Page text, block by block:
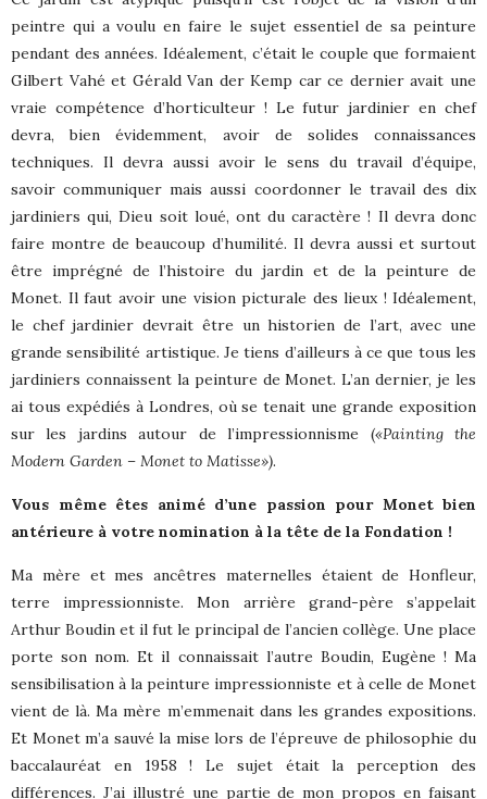
peintre qui a voulu en faire le sujet essentiel de sa peinture
pendant des années. Idéalement, c’était le couple que formaient
Gilbert Vahé et Gérald Van der Kemp car ce dernier avait une
vraie compétence d’horticulteur ! Le futur jardinier en chef
devra, bien évidemment, avoir de solides connaissances
techniques. Il devra aussi avoir le sens du travail d’équipe,
savoir communiquer mais aussi coordonner le travail des dix
jardiniers qui, Dieu soit loué, ont du caractère ! Il devra donc
faire montre de beaucoup d’humilité. Il devra aussi et surtout
être imprégné de l’histoire du jardin et de la peinture de
Monet. Il faut avoir une vision picturale des lieux ! Idéalement,
le chef jardinier devrait être un historien de l’art, avec une
grande sensibilité artistique. Je tiens d’ailleurs à ce que tous les
jardiniers connaissent la peinture de Monet. L’an dernier, je les
ai tous expédiés à Londres, où se tenait une grande exposition
sur les jardins autour de l’impressionnisme («Painting the
Modern Garden – Monet to Matisse»).
Vous même êtes animé d’une passion pour Monet bien
antérieure à votre nomination à la tête de la Fondation !
Ma mère et mes ancêtres maternelles étaient de Honfleur,
terre impressionniste. Mon arrière grand-père s’appelait
Arthur Boudin et il fut le principal de l’ancien collège. Une place
porte son nom. Et il connaissait l’autre Boudin, Eugène ! Ma
sensibilisation à la peinture impressionniste et à celle de Monet
vient de là. Ma mère m’emmenait dans les grandes expositions.
Et Monet m’a sauvé la mise lors de l’épreuve de philosophie du
baccalauréat en 1958 ! Le sujet était la perception des
différences. J’ai illustré une partie de mon propos en faisant